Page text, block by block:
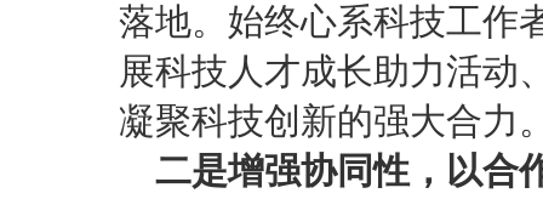
落地。始终心系科技工作
展科技人才成长助力活动
凝聚科技创新的强大合力
二是增强协同性，以合